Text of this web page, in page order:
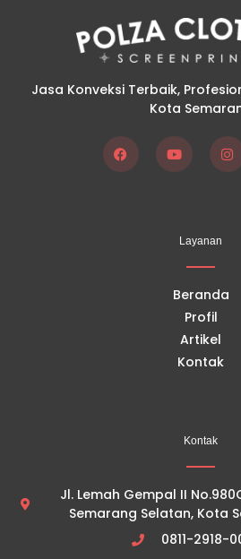
Jasa Konveksi Terbaik,
Kota
F
Y
I
Layanan
Beranda
Profil
Artikel
Kontak
Kontak
Jl. Lemah Gempal II
Semarang Selatan, Kota
0811-2918-